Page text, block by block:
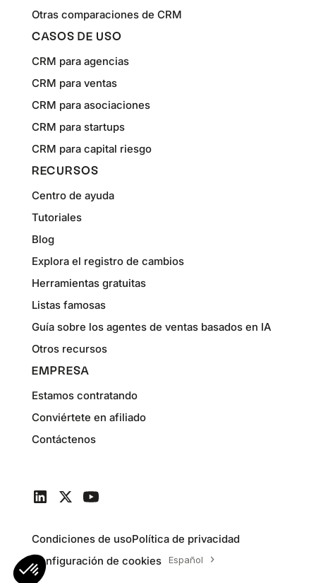
Otras comparaciones de CRM
CASOS DE USO
CRM para agencias
CRM para ventas
CRM para asociaciones
CRM para startups
CRM para capital riesgo
RECURSOS
Centro de ayuda
Tutoriales
Blog
Explora el registro de cambios
Herramientas gratuitas
Listas famosas
Guía sobre los agentes de ventas basados en IA
Otros recursos
EMPRESA
Estamos contratando
Conviértete en afiliado
Contáctenos
Condiciones de usoPolítica de privacidad
Configuración de cookies
Español